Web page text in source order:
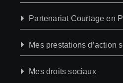
Partenariat Courtage en
Mes prestations d’action
Mes droits sociaux